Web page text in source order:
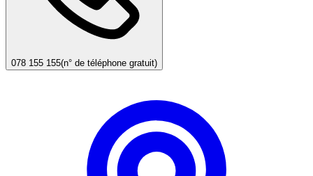
078 155 155(n° de téléphone gratuit)